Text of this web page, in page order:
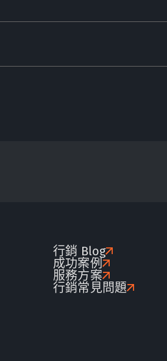
行銷 Blog
成功案例
服務方案
行銷常見問題